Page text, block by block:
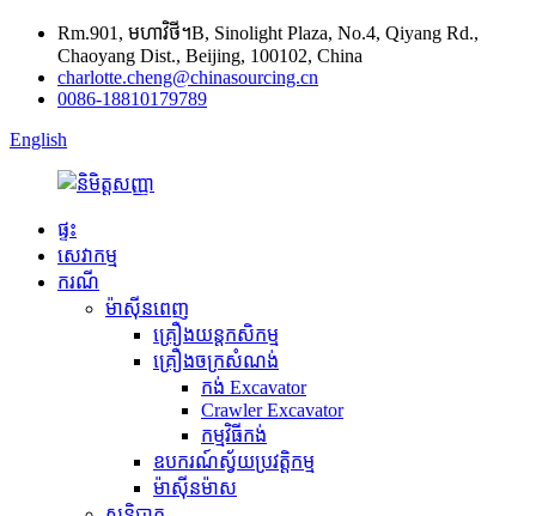
Rm.901, មហាវិថី។B, Sinolight Plaza, No.4, Qiyang Rd.,
Chaoyang Dist., Beijing, 100102, China
charlotte.cheng@chinasourcing.cn
0086-18810179789
English
ផ្ទះ
សេវាកម្ម
ករណី
ម៉ាស៊ីនពេញ
គ្រឿងយន្តកសិកម្ម
គ្រឿងចក្រសំណង់
កង់ Excavator
Crawler Excavator
កម្មវិធី​កង់
ឧបករណ៍ស្វ័យប្រវត្តិកម្ម
ម៉ាស៊ីនម៉ាស